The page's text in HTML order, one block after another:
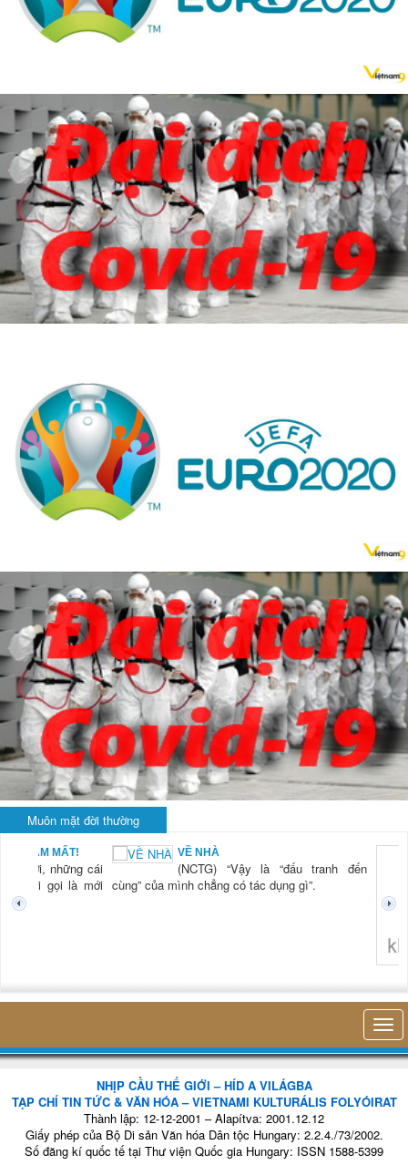
Muôn mặt đời thường
NAM MẤT!
“Xời, những cái
mới gọi là mới
VỀ NHÀ
(NCTG) “Vậy là “đấu tranh đến
cùng” của mình chẳng có tác dụng gì”.
NHỊP CẦU THẾ GIỚI – HÍD A VILÁGBA
TẠP CHÍ TIN TỨC & VĂN HÓA – VIETNAMI KULTURÁLIS FOLYÓIRAT
Thành lập: 12-12-2001 – Alapítva: 2001.12.12
Giấy phép của Bộ Di sản Văn hóa Dân tộc Hungary: 2.2.4./73/2002.
Số đăng kí quốc tế tại Thư viện Quốc gia Hungary: ISSN 1588-5399